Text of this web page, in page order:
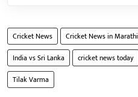
Cricket News Cricket News in Marathi
India vs Sri Lanka
cricket news today
Tilak Varma